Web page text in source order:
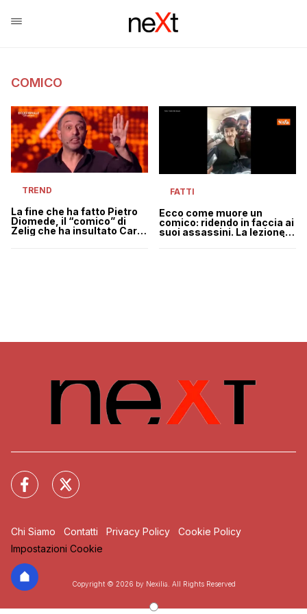
COMICO
TREND
La fine che ha fatto Pietro
Diomede, il “comico” di
Zelig che ha insultato Carol
FATTI
Ecco come muore un
comico: ridendo in faccia ai
suoi assassini. La lezione di
Chi Siamo Contatti Privacy Policy
Cookie Policy
Impostazioni Cookie
Copyright © 2026 by Nexilia. All Rights Reserved